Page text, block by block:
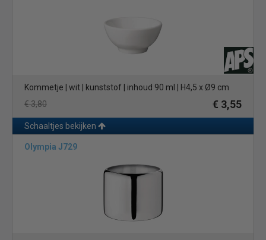
Kommetje | wit | kunststof | inhoud 90 ml | H4,5 x Ø9 cm
€ 3,80
€ 3,55
Schaaltjes bekijken
Olympia J729